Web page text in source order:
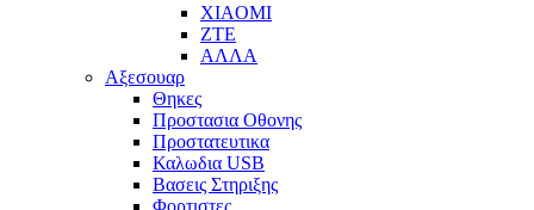
XIAOMI
ZTE
ΑΛΛΑ
Αξεσουαρ
Θηκες
Προστασια Οθονης
Προστατευτικα
Καλωδια USB
Βασεις Στηριξης
Φορτιστες